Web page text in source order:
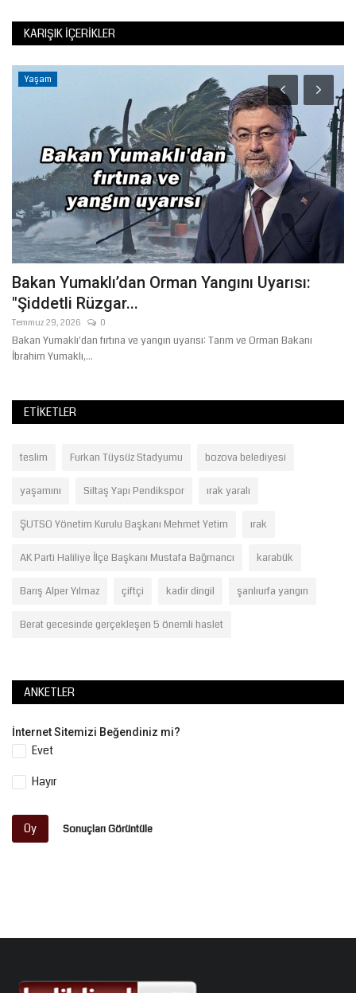
KARIŞIK İÇERIKLER
Yaşam
Bakan Yumaklı’dan Orman Yangını Uyarısı:
"Şiddetli Rüzgar...
Temmuz 29, 2026 0
Bakan Yumaklı'dan fırtına ve yangın uyarısı: Tarım ve Orman Bakanı
İbrahim Yumaklı,...
ETIKETLER
teslim Furkan Tüysüz Stadyumu bozova belediyesi
yaşamını Siltaş Yapı Pendikspor ırak yaralı
ŞUTSO Yönetim Kurulu Başkanı Mehmet Yetim ırak
AK Parti Haliliye İlçe Başkanı Mustafa Bağmancı karabük
Barış Alper Yılmaz çiftçi kadir dingil şanlıurfa yangın
Berat gecesinde gerçekleşen 5 önemli haslet
ANKETLER
İnternet Sitemizi Beğendiniz mi?
Evet
Hayır
Oy Sonuçları Görüntüle